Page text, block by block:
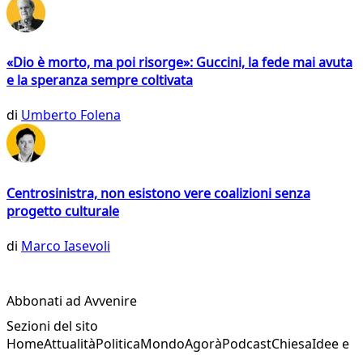
«Dio è morto, ma poi risorge»: Guccini, la fede mai avuta
e la speranza sempre coltivata
di Umberto Folena
Centrosinistra, non esistono vere coalizioni senza
progetto culturale
di Marco Iasevoli
Abbonati ad Avvenire
Sezioni del sito
HomeAttualitàPoliticaMondoAgoràPodcastChiesaIdee e